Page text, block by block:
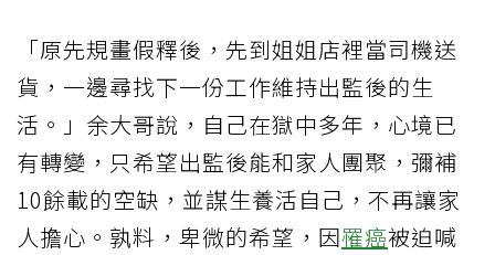
「原先規畫假釋後，先到姐姐店裡當司機送
貨，一邊尋找下一份工作維持出監後的生
活。」余大哥說，自己在獄中多年，心境已
有轉變，只希望出監後能和家人團聚，彌補
10餘載的空缺，並謀生養活自己，不再讓家
人擔心。孰料，卑微的希望，因罹癌被迫喊